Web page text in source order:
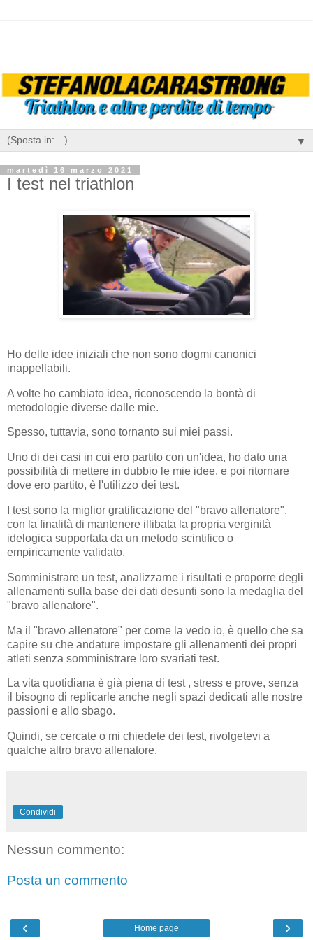
▼
martedì 16 marzo 2021
I test nel triathlon
Ho delle idee iniziali che non sono dogmi canonici
inappellabili.
A volte ho cambiato idea, riconoscendo la bontà di
metodologie diverse dalle mie.
Spesso, tuttavia, sono tornanto sui miei passi.
Uno di dei casi in cui ero partito con un'idea, ho dato una
possibilità di mettere in dubbio le mie idee, e poi ritornare
dove ero partito, è l'utilizzo dei test.
I test sono la miglior gratificazione del "bravo allenatore",
con la finalità di mantenere illibata la propria verginità
idelogica supportata da un metodo scintifico o
empiricamente validato.
Somministrare un test, analizzarne i risultati e proporre degli
allenamenti sulla base dei dati desunti sono la medaglia del
"bravo allenatore".
Ma il "bravo allenatore" per come la vedo io, è quello che sa
capire su che andature impostare gli allenamenti dei propri
atleti senza somministrare loro svariati test.
La vita quotidiana è già piena di test , stress e prove, senza
il bisogno di replicarle anche negli spazi dedicati alle nostre
passioni e allo sbago.
Quindi, se cercate o mi chiedete dei test, rivolgetevi a
qualche altro bravo allenatore.
Condividi
Nessun commento:
Posta un commento
‹ ›
Home page